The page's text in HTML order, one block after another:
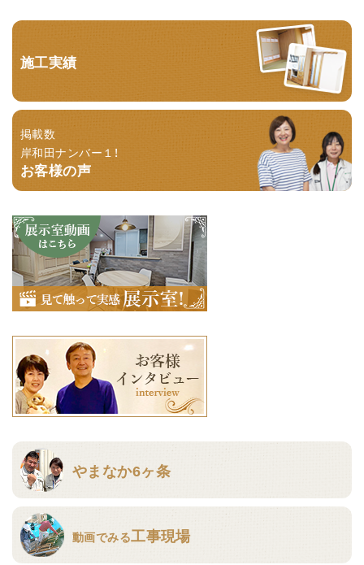
施工実績
掲載数
岸和田ナンバー１！
お客様の声
やまなか6ヶ条
動画でみる工事現場